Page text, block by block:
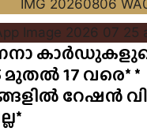
കാർഡുകളുടെ
മുതൽ 17 വരെ* *
റേഷൻ